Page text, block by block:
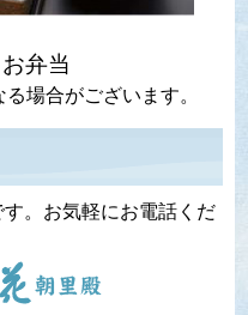
弁当
場合がございます。
。お気軽にお電話くだ